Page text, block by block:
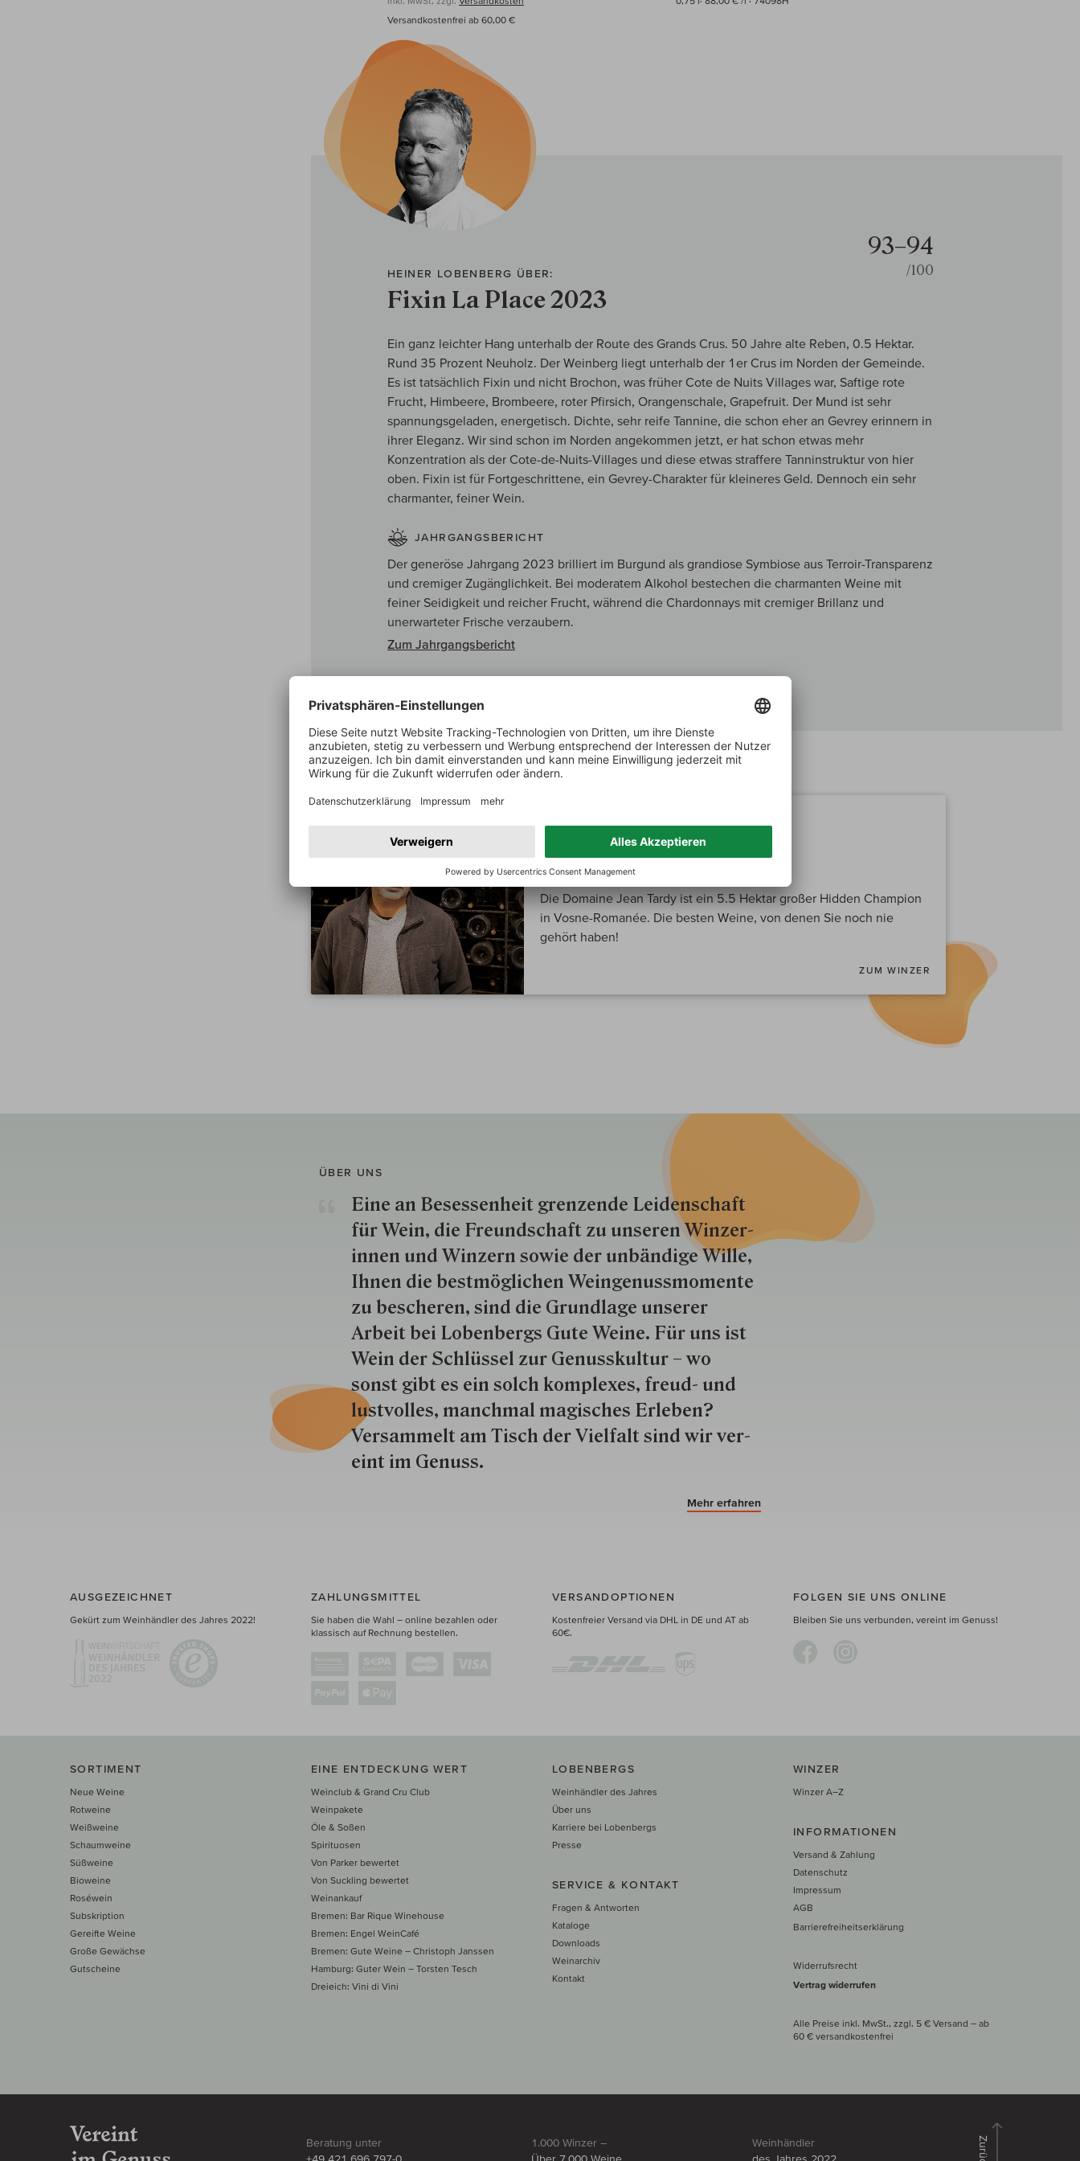
Versandkostenfrei ab 60,00 €
HEINER LOBENBERG ÜBER:
Fixin La Place 2023
93–94
/100
Ein ganz leichter Hang unterhalb der Route des Grands Crus. 50 Jahre alte Reben, 0.5 Hektar.
Rund 35 Prozent Neuholz. Der Weinberg liegt unterhalb der 1er Crus im Norden der Gemeinde.
Es ist tatsächlich Fixin und nicht Brochon, was früher Cote de Nuits Villages war, Saftige rote
Frucht, Himbeere, Brombeere, roter Pfirsich, Orangenschale, Grapefruit. Der Mund ist sehr
spannungsgeladen, energetisch. Dichte, sehr reife Tannine, die schon eher an Gevrey erinnern in
ihrer Eleganz. Wir sind schon im Norden angekommen jetzt, er hat schon etwas mehr
Konzentration als der Cote-de-Nuits-Villages und diese etwas straffere Tanninstruktur von hier
oben. Fixin ist für Fortgeschrittene, ein Gevrey-Charakter für kleineres Geld. Dennoch ein sehr
charmanter, feiner Wein.
JAHRGANGSBERICHT
Der generöse Jahrgang 2023 brilliert im Burgund als grandiose Symbiose aus Terroir-Transparenz
und cremiger Zugänglichkeit. Bei moderatem Alkohol bestechen die charmanten Weine mit
feiner Seidigkeit und reicher Frucht, während die Chardonnays mit cremiger Brillanz und
unerwarteter Frische verzaubern.
Zum Jahrgangsbericht
Jean Tardy
Die Domaine Jean Tardy ist ein 5.5 Hektar großer Hidden Champion
in Vosne-Romanée. Die besten Weine, von denen Sie noch nie
gehört haben!
ZUM WINZER
ÜBER UNS
Eine an Besessenheit gren­zende Lei­den­schaft
für Wein, die Freund­schaft zu unseren Win­zer­
innen und Win­zern so­wie der un­bän­dige Wille,
Ihnen die best­mög­lich­en Wein­genuss­momente
zu besche­ren, sind die Grund­lage unserer
Arbeit bei Lobenbergs Gute Weine. Für uns ist
Wein der Schlüs­sel zur Genuss­kultur – wo
sonst gibt es ein solch kom­plexes, freud- und
lustvolles, manchmal ma­gisch­es Er­le­ben?
Versammelt am Tisch der Vielfalt sind wir ver­
eint im Genuss.
Mehr erfahren
AUSGEZEICHNET
Gekürt zum Weinhändler des Jahres 2022!
ZAHLUNGSMITTEL
Sie haben die Wahl – online bezahlen oder
klassisch auf Rechnung bestellen.
VERSANDOPTIONEN
Kostenfreier Versand via DHL in DE und AT ab
60€.
FOLGEN SIE UNS ONLINE
Bleiben Sie uns verbunden, vereint im Genuss!
SORTIMENT
Neue Weine
Rotweine
Weißweine
Schaumweine
Süßweine
Bioweine
Roséwein
Subskription
Gereifte Weine
Große Gewächse
Gutscheine
EINE ENTDECKUNG WERT
Weinclub & Grand Cru Club
Weinpakete
Öle & Soßen
Spirituosen
Von Parker bewertet
Von Suckling bewertet
Weinankauf
Bremen: Bar Rique Winehouse
Bremen: Engel WeinCafé
Bremen: Gute Weine – Christoph Janssen
Hamburg: Guter Wein – Torsten Tesch
Dreieich: Vini di Vini
LOBENBERGS
Weinhändler des Jahres
Über uns
Karriere bei Lobenbergs
Presse
SERVICE & KONTAKT
Fragen & Antworten
Kataloge
Downloads
Weinarchiv
Kontakt
WINZER
Winzer A–Z
INFORMATIONEN
Versand & Zahlung
Datenschutz
Impressum
AGB
Barrierefreiheitserklärung
Widerrufsrecht
Vertrag widerrufen
Alle Preise inkl. MwSt., zzgl. 5 € Versand – ab
60 € versand­kosten­frei
Beratung unter
1.000 Winzer –
Weinhändler
Zurück